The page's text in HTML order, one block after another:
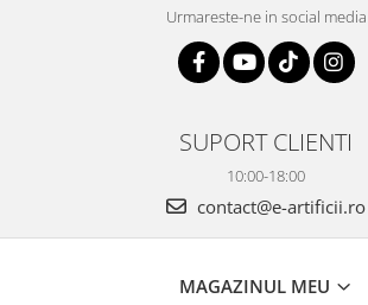
Urmareste-ne in social media
SUPORT CLIENTI
10:00-18:00
contact@e-artificii.ro
MAGAZINUL MEU